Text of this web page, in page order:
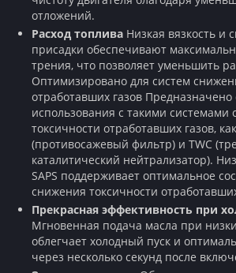
отложений.
Расход топлива Низкая вязкость и
присадки обеспечивают
трения, что позволяет уменьшить
Оптимизировано для систем
отработавших газов
использования с такими системами
токсичности отработавших газов,
(противосажевый фильтр) и TWC
каталитический нейтрализатор).
SAPS поддерживает оптимальное
снижения токсичности
Прекрасная эффективность при
Мгновенная подача масла при
облегчает холодный пуск и
через несколько секунд после